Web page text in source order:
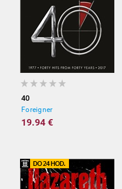
40
Foreigner
19.94 €